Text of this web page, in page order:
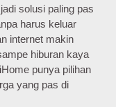
solusi paling pas
harus keluar
internet makin
hiburan kaya
punya pilihan
yang pas di